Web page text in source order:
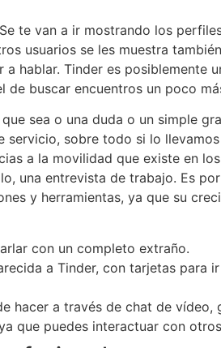
te van a ir mostrando los
usuarios se les muestra
hablar. Tinder es posiblemente
buscar encuentros un poco
sea o una duda o un simple
sobre todo si lo
a la movilidad que existe en
una entrevista de trabajo. Es
y herramientas, ya que su
con un completo extraño.
a Tinder, con tarjetas para
hacer a través de chat de vídeo,
que puedes interactuar con